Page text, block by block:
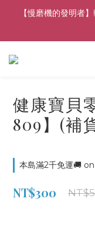
【慢磨機的發明者
健康寶貝
809】(補
本島滿2千免運🚚
NT$300